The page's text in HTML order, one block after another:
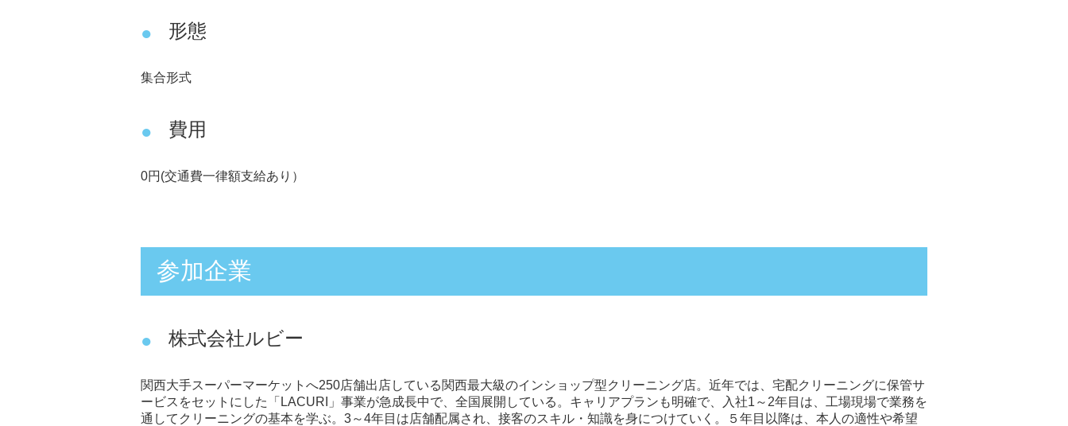
形態
集合形式
費用
0円(交通費一律額支給あり）
参加企業
株式会社ルビー
関西大手スーパーマーケットへ250店舗出店している関西最大級のインショップ型クリーニング店。近年では、宅配クリーニングに保管サ
ービスをセットにした「LACURI」事業が急成長中で、全国展開している。キャリアプランも明確で、入社1～2年目は、工場現場で業務を
通してクリーニングの基本を学ぶ。3～4年目は店舗配属され、接客のスキル・知識を身につけていく。５年目以降は、本人の適性や希望